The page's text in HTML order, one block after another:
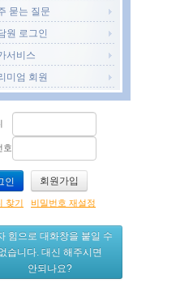
묻는 질문
원 로그인
서비스
미엄 회원
호
회원가입
찾기 비밀번호 재설정
힘으로 대화창을 붙일 수
습니다. 대신 해주시면
안되나요?